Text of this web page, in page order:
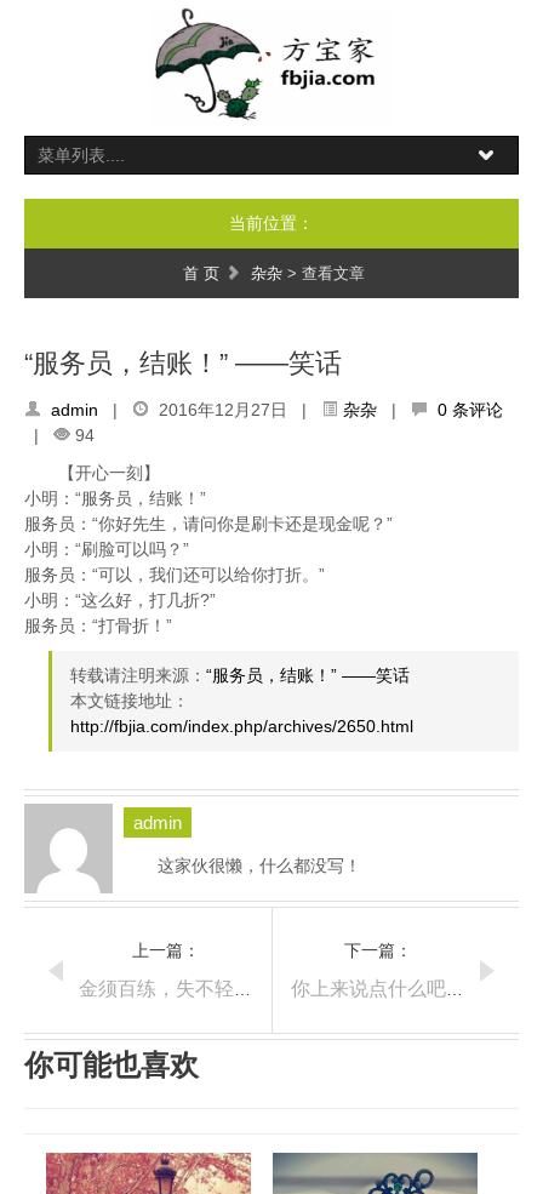
当前位置：
首 页 杂杂> 查看文章
“服务员，结账！” ——笑话
admin | 2016年12月27日 | 杂杂 |
0 条评论
|
94
【开心一刻】
小明：“服务员，结账！”
服务员：“你好先生，请问你是刷卡还是现金呢？”
小明：“刷脸可以吗？”
服务员：“可以，我们还可以给你打折。”
小明：“这么好，打几折?”
服务员：“打骨折！”
转载请注明来源： “服务员，结账！” ——笑话
本文链接地址：
http://fbjia.com/index.php/archives/2650.html
admin
这家伙很懒，什么都没写！
上一篇：
下一篇：
你可能也喜欢